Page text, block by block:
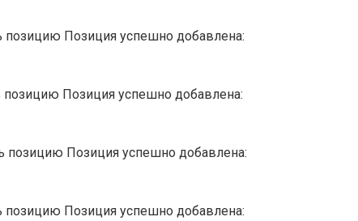
позицию Позиция успешно добавлена:
позицию Позиция успешно добавлена:
позицию Позиция успешно добавлена:
позицию Позиция успешно добавлена: